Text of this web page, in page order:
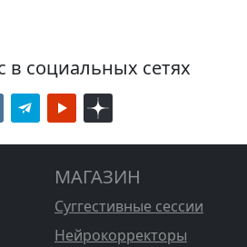
в социальных сетях
МАГАЗИН
Суггестивные сессии
Нейрокорректоры